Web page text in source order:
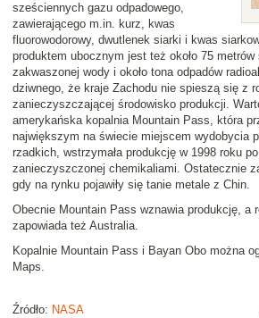
sześciennych gazu odpadowego,
zawierającego m.in. kurz, kwas
fluorowodorowy, dwutlenek siarki i kwas
produktem ubocznym jest też około 75
zakwaszonej wody i około tona odpadów
dziwnego, że kraje Zachodu nie spieszą się z
zanieczyszczającej środowisko produkcji.
amerykańska kopalnia Mountain Pass, która
największym na świecie miejscem wydobycia
rzadkich, wstrzymała produkcję w 1998 roku
zanieczyszczonej chemikaliami. Ostatecznie
gdy na rynku pojawiły się tanie metale z Chin.
Obecnie Mountain Pass wznawia produkcję, a
zapowiada też Australia.
Kopalnie Mountain Pass i Bayan Obo można
Maps.
Źródło: NASA